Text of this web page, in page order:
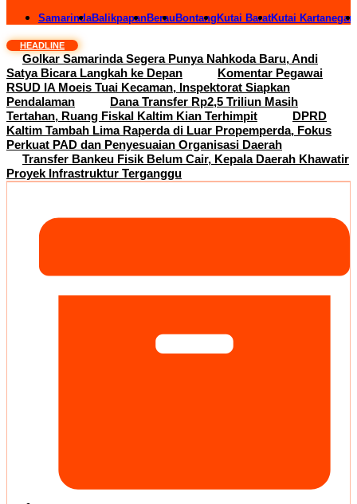
SamarindaBalikpapanBerau Bontang Kutai BaratKutai
HEADLINE
Golkar Samarinda Segera Punya Nahkoda Baru, Andi
Satya Bicara Langkah ke Depan
Komentar Pegawai
RSUD IA Moeis Tuai Kecaman, Inspektorat Siapkan
Pendalaman
Dana Transfer Rp2,5 Triliun Masih
Tertahan, Ruang Fiskal Kaltim Kian Terhimpit
DPRD
Kaltim Tambah Lima Raperda di Luar Propemperda, Fokus
Perkuat PAD dan Penyesuaian Organisasi Daerah
Transfer Bankeu Fisik Belum Cair, Kepala Daerah Khawatir
Proyek Infrastruktur Terganggu